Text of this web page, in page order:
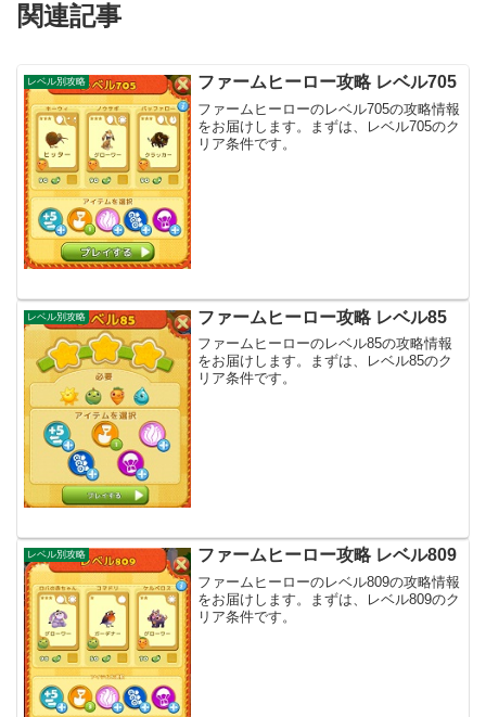
関連記事
レベル別攻略 ファームヒーロー攻略 レベル705
ファームヒーローのレベル705の攻略情報
をお届けします。まずは、レベル705のク
リア条件です。
レベル別攻略 ファームヒーロー攻略 レベル85
ファームヒーローのレベル85の攻略情報
をお届けします。まずは、レベル85のク
リア条件です。
レベル別攻略 ファームヒーロー攻略 レベル809
ファームヒーローのレベル809の攻略情報
をお届けします。まずは、レベル809のク
リア条件です。